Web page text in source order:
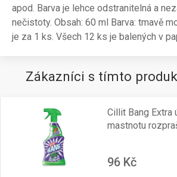
apod. Barva je lehce odstranitelná a
nečistoty. Obsah: 60 ml Barva: tmavě
je za 1 ks. Všech 12 ks je balených v
Zákazníci s tímto
Cillit Bang Extra
mastnotu
96 Kč